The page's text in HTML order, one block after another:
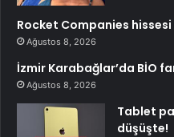
Rocket Companies
Ağustos 8, 2026
İzmir Karabağlar’da BİO
Ağustos 8, 2026
Tablet
düşüşte!